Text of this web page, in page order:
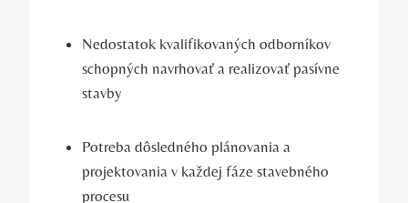
Nedostatok kvalifikovaných odborníkov
schopných navrhovať a realizovať pasívne
stavby
Potreba dôsledného plánovania a
projektovania v každej fáze stavebného
procesu